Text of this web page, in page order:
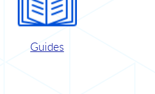
Guides